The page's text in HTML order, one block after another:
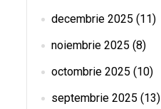
decembrie 2025 (11)
noiembrie 2025 (8)
octombrie 2025 (10)
septembrie 2025 (13)